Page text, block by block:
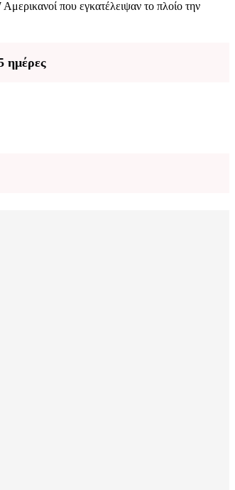
που εγκατέλειψαν το πλοίο την
ημέρες